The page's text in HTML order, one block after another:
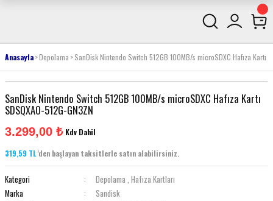
Anasayfa Depolama SanDisk Nintendo Switch 512GB 100MB/s microSDXC Hafıza Kartı
SanDisk Nintendo Switch 512GB 100MB/s microSDXC Hafıza Kartı
SDSQXAO-512G-GN3ZN
3.299,00 ₺ Kdv Dahil
319,59 TL'den başlayan taksitlerle satın alabilirsiniz.
Kategori Depolama , Hafıza Kartları
Marka
Sandisk